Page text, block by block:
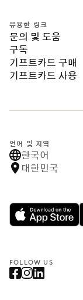
유용한 링크
문의 및 도움
구독
기프트카드 구매
기프트카드 사용
언어 및 지역
한국어
대한민국
FOLLOW US